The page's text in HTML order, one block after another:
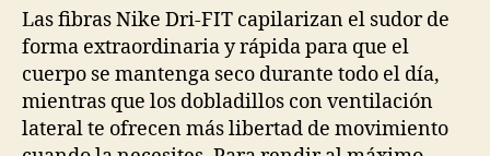
entrada
entrada
Las fibras Nike Dri-FIT capilarizan el sudor de
forma extraordinaria y rápida para que el
cuerpo se mantenga seco durante todo el día,
mientras que los dobladillos con ventilación
lateral te ofrecen más libertad de movimiento